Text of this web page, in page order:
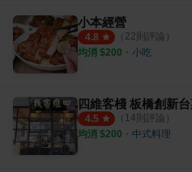
小本經營
4.8 （ 22則評論）
均消 $200 ・ 小吃
四維客棧 板橋創新
4.5 （ 14則評論）
均消 $200 ・ 中式料理